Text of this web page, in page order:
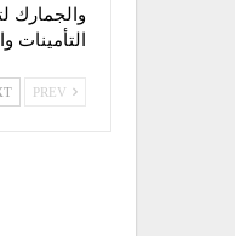
والجمارك
التأمينات